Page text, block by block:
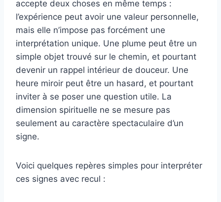
accepte deux choses en même temps :
l’expérience peut avoir une valeur personnelle,
mais elle n’impose pas forcément une
interprétation unique. Une plume peut être un
simple objet trouvé sur le chemin, et pourtant
devenir un rappel intérieur de douceur. Une
heure miroir peut être un hasard, et pourtant
inviter à se poser une question utile. La
dimension spirituelle ne se mesure pas
seulement au caractère spectaculaire d’un
signe.
Voici quelques repères simples pour interpréter
ces signes avec recul :